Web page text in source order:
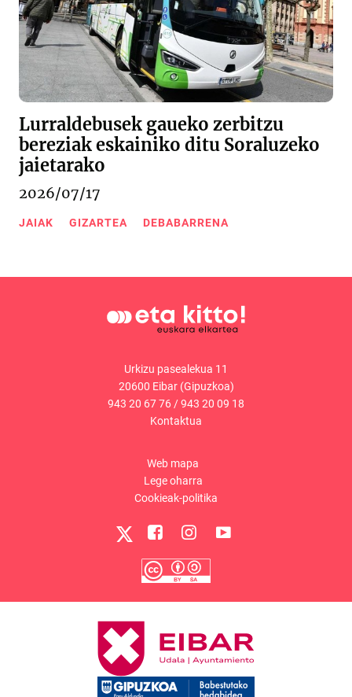
Lurraldebusek gaueko zerbitzu
bereziak eskainiko ditu Soraluzeko
jaietarako
2026/07/17
JAIAK GIZARTEA DEBABARRENA
Urkizu pasealekua 11
20600 Eibar (Gipuzkoa)
943 20 67 76/943 20 09 18
Kontaktua
Web mapa
Lege oharra
Cookieak-politika